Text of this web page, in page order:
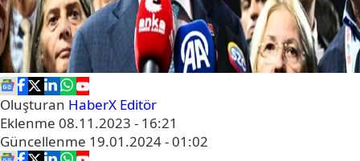
Oluşturan HaberX Editör
Eklenme 08.11.2023 - 16:21
Güncellenme 19.01.2024 - 01:02